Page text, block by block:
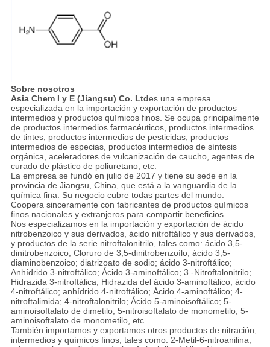
Sobre nosotros
Asia Chem I y E (Jiangsu) Co. Ltdes una empresa
especializada en la importación y exportación de productos
intermedios y productos químicos finos. Se ocupa principalmente
de productos intermedios farmacéuticos, productos intermedios
de tintes, productos intermedios de pesticidas, productos
intermedios de especias, productos intermedios de síntesis
orgánica, aceleradores de vulcanización de caucho, agentes de
curado de plástico de poliuretano, etc.
La empresa se fundó en julio de 2017 y tiene su sede en la
provincia de Jiangsu, China, que está a la vanguardia de la
química fina. Su negocio cubre todas partes del mundo.
Coopera sinceramente con fabricantes de productos químicos
finos nacionales y extranjeros para compartir beneficios.
Nos especializamos en la importación y exportación de ácido
nitrobenzoico y sus derivados, ácido nitroftálico y sus derivados,
y productos de la serie nitroftalonitrilo, tales como: ácido 3,5-
dinitrobenzoico; Cloruro de 3,5-dinitrobenzoílo; ácido 3,5-
diaminobenzoico; diatrizoato de sodio; ácido 3-nitroftálico;
Anhídrido 3-nitroftálico; Ácido 3-aminoftálico; 3 -Nitroftalonitrilo;
Hidrazida 3-nitroftálica; Hidrazida del ácido 3-aminoftálico; ácido
4-nitroftálico; anhídrido 4-nitroftálico; Ácido 4-aminoftálico; 4-
nitroftalimida; 4-nitroftalonitrilo; Ácido 5-aminoisoftálico; 5-
aminoisoftalato de dimetilo; 5-nitroisoftalato de monometilo; 5-
aminoisoftalato de monometilo, etc.
También importamos y exportamos otros productos de nitración,
intermedios y químicos finos, tales como: 2-Metil-6-nitroanilina;